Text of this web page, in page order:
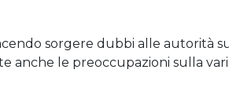
sorgere dubbi alle autorità
anche le preoccupazioni sulla